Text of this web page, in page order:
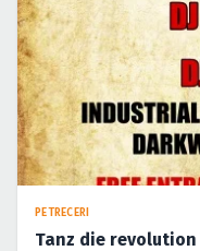
PETRECERI
Tanz die